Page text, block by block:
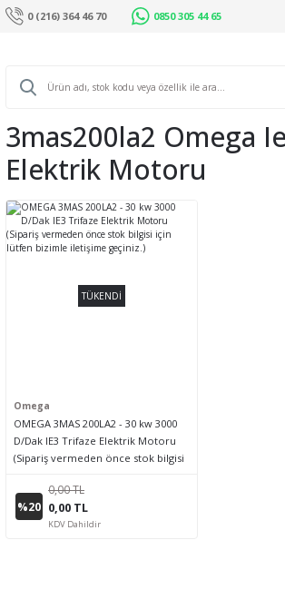
0 (216) 364 46 70 0850 305 44 65
3mas200la2 Omega
Elektrik Motoru
TÜKENDİ
Omega
OMEGA 3MAS 200LA2 - 30 kw 3000
D/Dak IE3 Trifaze Elektrik Motoru
(Sipariş vermeden önce stok bilgisi
%20
0,00 TL
0,00 TL
KDV Dahildir